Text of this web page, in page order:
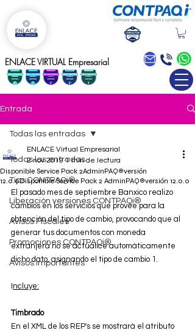
ENLACE VIRTUAL Empresarial
Entrada
Todas las entradas
Tips CONTPAQi®
Liberación versiones CONTPAQi®
Avisos Fiscales
Promociones CONTPAQi®
Avisos Importantes
Todas las entradas
Disponible Service Pack 2AdminPAQ®versión
12.0.0Disponible Service Pack 2 AdminPAQ®versión 12.0.0
ENLACE Virtual Empresarial
2 nov 2019 1 min de lectura
El pasado mes de septiembre Banxico realizo
cambios en los servicios que provee para la
obtención del tipo de cambio, provocando que al
generar tus documentos con moneda
extranjera no se actualice automáticamente
dicho dato, asignando el tipo de cambio 1.
Incluye:
Timbrado
En el XML de los REP's se mostrará el atributo